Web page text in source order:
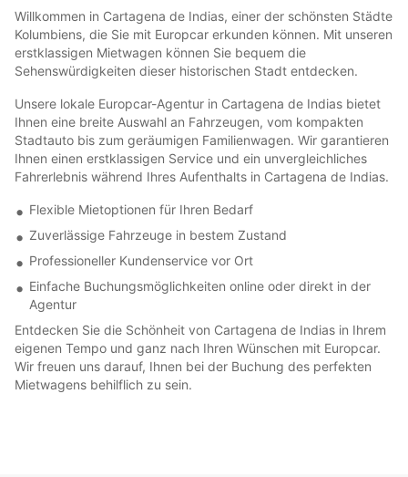
Willkommen in Cartagena de Indias, einer der schönsten Städte
Kolumbiens, die Sie mit Europcar erkunden können. Mit unseren
erstklassigen Mietwagen können Sie bequem die
Sehenswürdigkeiten dieser historischen Stadt entdecken.
Unsere lokale Europcar-Agentur in Cartagena de Indias bietet
Ihnen eine breite Auswahl an Fahrzeugen, vom kompakten
Stadtauto bis zum geräumigen Familienwagen. Wir garantieren
Ihnen einen erstklassigen Service und ein unvergleichliches
Fahrerlebnis während Ihres Aufenthalts in Cartagena de Indias.
Flexible Mietoptionen für Ihren Bedarf
Zuverlässige Fahrzeuge in bestem Zustand
Professioneller Kundenservice vor Ort
Einfache Buchungsmöglichkeiten online oder direkt in der
Agentur
Entdecken Sie die Schönheit von Cartagena de Indias in Ihrem
eigenen Tempo und ganz nach Ihren Wünschen mit Europcar.
Wir freuen uns darauf, Ihnen bei der Buchung des perfekten
Mietwagens behilflich zu sein.